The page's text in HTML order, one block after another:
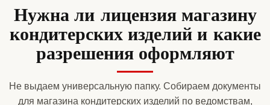
Нужна ли лицензия магазину
кондитерских изделий и какие
разрешения оформляют
Не выдаем универсальную папку. Собираем документы
для магазина кондитерских изделий по ведомствам,